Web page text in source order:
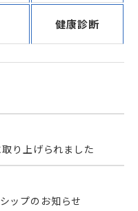
健康診断
り上げられました
ップのお知らせ